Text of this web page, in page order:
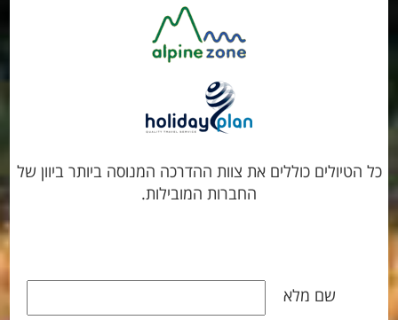
כל הטיולים כוללים את צוות ההדרכה המנוסה ביותר ביוון של
החברות המובילות.
שם מלא